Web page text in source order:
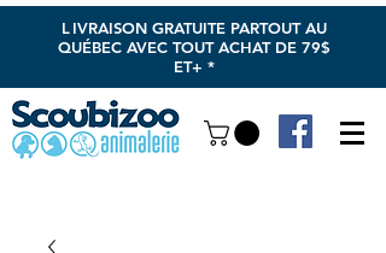
LIVRAISON GRATUITE PARTOUT AU
QUÉBEC AVEC TOUT ACHAT DE 79$
ET+ *